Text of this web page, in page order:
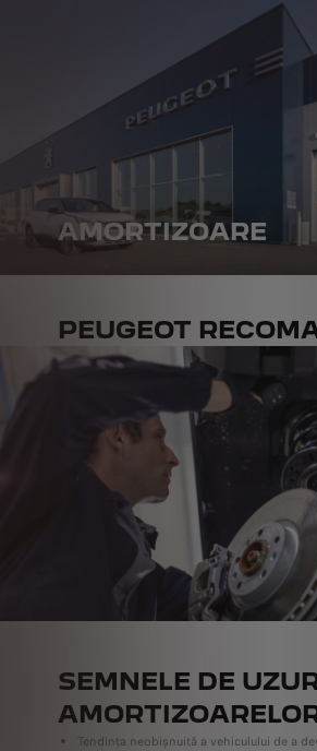
AMORTIZOARE
PEUGEOT
SEMNELE DE
Tendința neobișnuită a vehiculului de a